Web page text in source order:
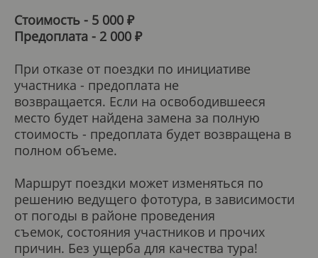
Стоимость - 5 000 ₽
Предоплата - 2 000 ₽
При отказе от поездки по инициативе
участника - предоплата не
возвращается. Если на освободившееся
место будет найдена замена за полную
стоимость - предоплата будет возвращена в
полном объеме.
Маршрут поездки может изменяться по
решению ведущего фототура, в зависимости
от погоды в районе проведения
съемок, состояния участников и прочих
причин. Без ущерба для качества тура!